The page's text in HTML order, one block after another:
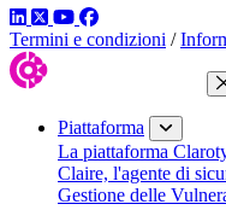
LinkedIn
TwitterYouTube
Facebook
Termini e condizioni /
Piattaforma
La piattaforma
Claire, l'agente di
Gestione delle